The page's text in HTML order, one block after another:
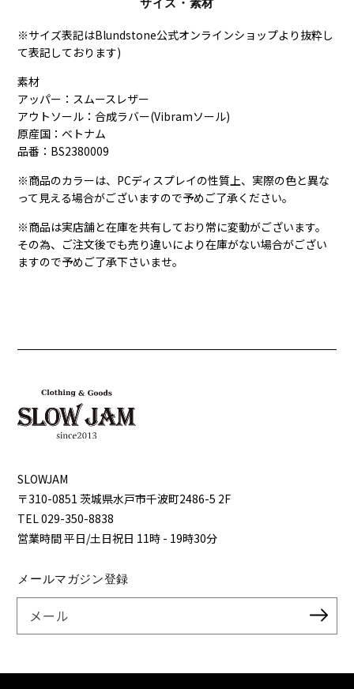
※サイズ表記はBlundstone公式オンラインショップより抜粋し
て表記しております)
素材
アッパー：スムースレザー
アウトソール：合成ラバー(Vibramソール)
原産国：ベトナム
品番：BS2380009
※商品のカラーは、PCディスプレイの性質上、実際の色と異な
って見える場合がございますので予めご了承ください。
※商品は実店舗と在庫を共有しており常に変動がございます。
その為、ご注文後でも売り違いにより在庫がない場合がござい
ますので予めご了承下さいませ。
SLOWJAM
〒310-0851 茨城県⽔⼾市千波町2486-5 2F
TEL 029-350-8838
営業時間 平⽇/⼟⽇祝⽇ 11時 - 19時30分
メールマガジン登録
メール